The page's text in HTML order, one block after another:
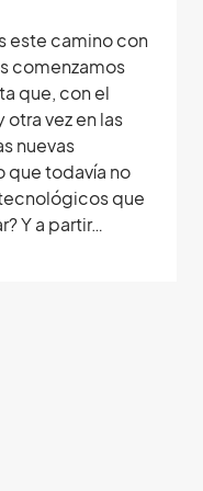
este camino con
comenzamos
que, con el
vez en las
nuevas
que todavía no
que
Y a partir…